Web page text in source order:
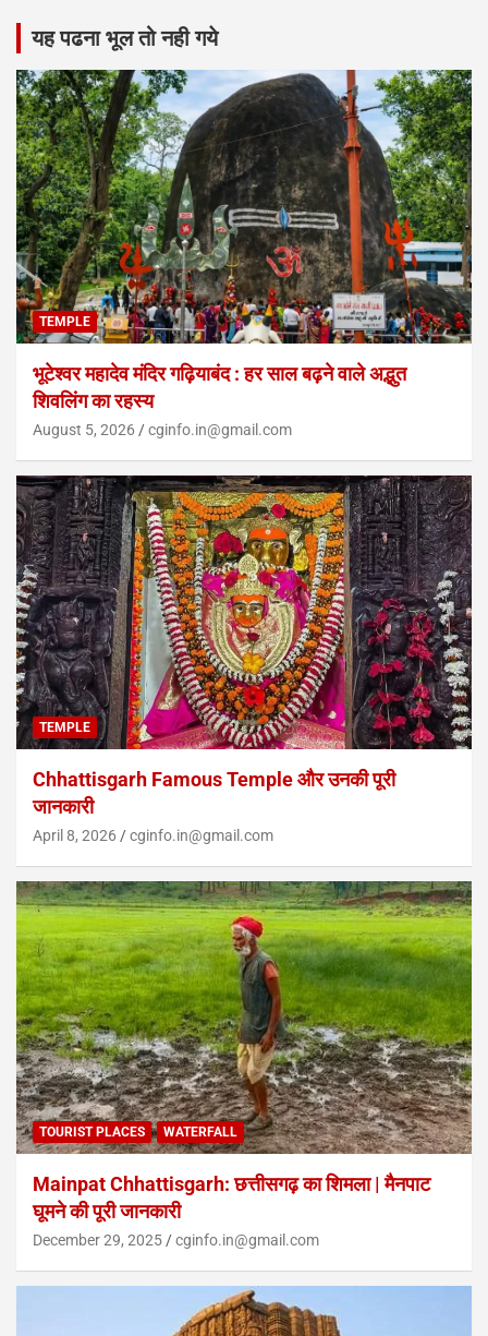
यह पढना भूल तो नही गये
TEMPLE
भूटेश्वर महादेव मंदिर गढ़ियाबंद : हर साल बढ़ने वाले अद्भुत
शिवलिंग का रहस्य
August 5, 2026 cginfo.in@gmail.com
TEMPLE
Chhattisgarh Famous Temple और उनकी पूरी
जानकारी
April 8, 2026 cginfo.in@gmail.com
TOURIST PLACES WATERFALL
Mainpat Chhattisgarh: छत्तीसगढ़ का शिमला | मैनपाट
घूमने की पूरी जानकारी
December 29, 2025 cginfo.in@gmail.com